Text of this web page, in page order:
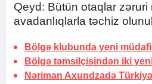
Qeyd: Bütün otaqlar zəruri
avadanlıqlarla təchiz
Bölgə klubunda yeni
Bölgə təmsilçisindən iki
Nəriman Axundzadə